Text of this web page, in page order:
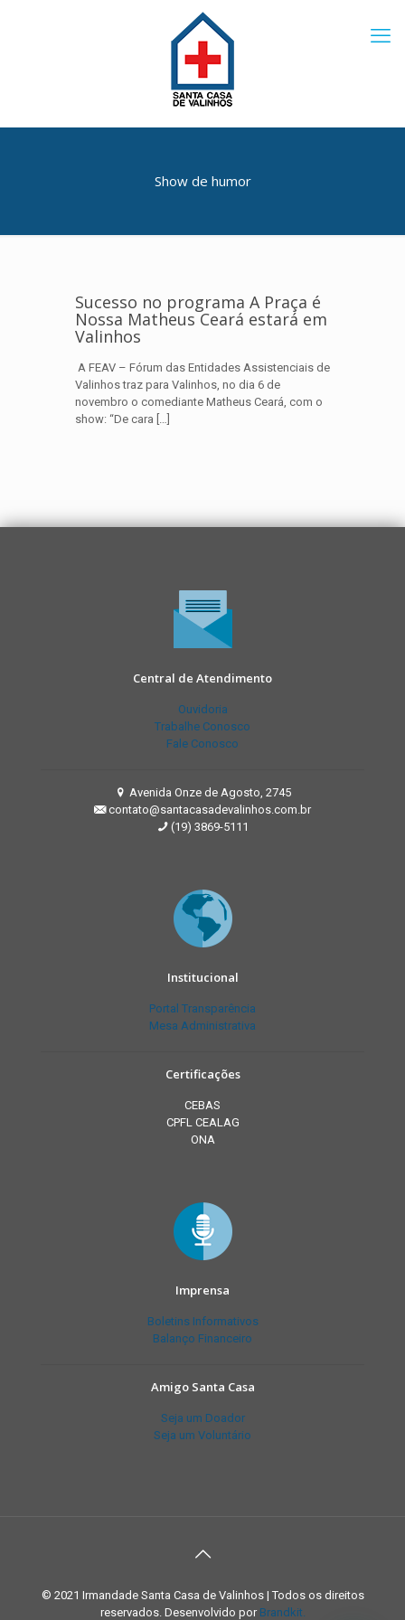
Show de humor
Sucesso no programa A Praça é
Nossa Matheus Ceará estará em
Valinhos
A FEAV – Fórum das Entidades Assistenciais de
Valinhos traz para Valinhos, no dia 6 de
novembro o comediante Matheus Ceará, com o
show: “De cara […]
Central de Atendimento
Ouvidoria
Trabalhe Conosco
Fale Conosco
Avenida Onze de Agosto, 2745
contato@santacasadevalinhos.com.br
(19) 3869-5111
Institucional
Portal Transparência
Mesa Administrativa
Certificações
CEBAS
CPFL CEALAG
ONA
Imprensa
Boletins Informativos
Balanço Financeiro
Amigo Santa Casa
Seja um Doador
Seja um Voluntário
© 2021 Irmandade Santa Casa de Valinhos | Todos os direitos
reservados. Desenvolvido por Brandkit.